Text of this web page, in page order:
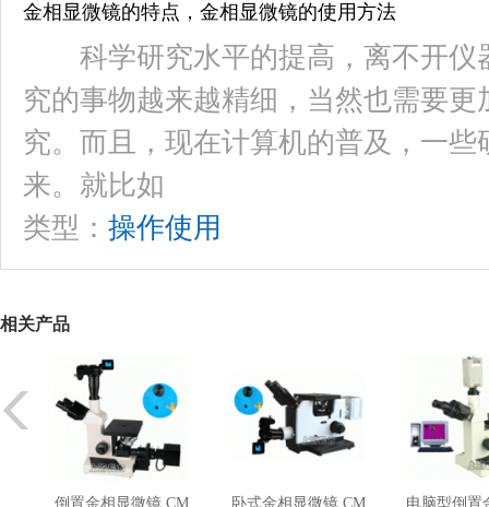
金相显微镜的特点，金相显微镜的使用方法
科学研究水平的提高，离不开仪
究的事物越来越精细，当然也需要
究。而且，现在计算机的普及，一
来。就比如
类型： 操作使用
相关产品
倒置金相显微镜 CM
卧式金相显微镜 CM
电脑型倒置